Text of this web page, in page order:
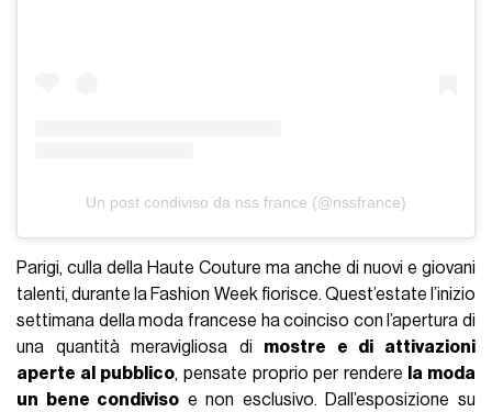
Un post condiviso da nss france (@nssfrance)
Parigi, culla della Haute Couture ma anche di nuovi e giovani
talenti, durante la Fashion Week fiorisce. Quest’estate l’inizio
settimana della moda francese ha coinciso con l’apertura di
una quantità meravigliosa di mostre e di attivazioni
aperte al pubblico, pensate proprio per rendere la moda
un bene condiviso e non esclusivo. Dall’esposizione su